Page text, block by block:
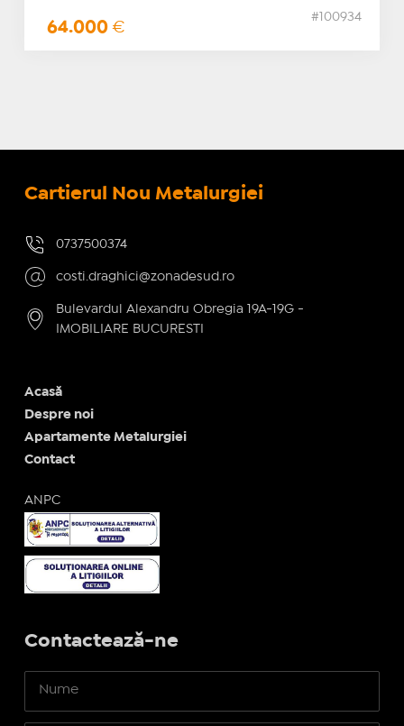
64.000 €
#100934
Cartierul Nou Metalurgiei
0737500374
costi.draghici@zonadesud.ro
Bulevardul Alexandru Obregia 19A-19G -
IMOBILIARE BUCURESTI
Acasă
Despre noi
Apartamente Metalurgiei
Contact
ANPC
Contactează-ne